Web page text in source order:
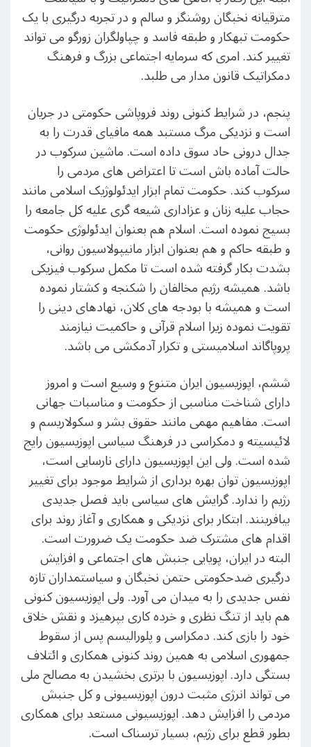
مترقیانه نخبگان روشنگر و سالم و در تجربه درگیری با یک
حکومت تبهکار و طبقه فاسد و چپاولگران زورگو می تواند
تغییر کند. امری که سرمایه اجتماعی بزرگ و فرهنگ
دمکراتیک قانون مدار می طلبد.
پنجم، در شرایط کنونی روند فروپاشی حکومتی در جریان
است و نزدیکی مرگ مستبد همه مافیای قدرت را به
جدال درونی حاد سوق داده است. ماشین سرکوب در
حالت آماده باش است تا اعتراض های مردمی را
سرکوب کند. حکومت تمام ابزار ایدئولوژیک اسلامی مانند
حجاب علیه زنان و عزاداری شیعه گری علیه کل جامعه را
بسیج نموده است. اسلام هم بعنوان ایدئولوژی حکومت
و طبقه حاکم و هم بعنوان ابزار مانیپولاسیون روانی،
بشدت بکار گرفته شده است تا مکمل سرکوب فیزیکی
باشد. همیشه رژیم مخالفان را شکنجه و کشتار نموده
است و همیشه با بودجه های کلان، نهادهای دینی را
تقویت نموده زیرا اسلام قرآنی و حاکمیت نیازمند
پروپاگاند اسلامیستی و تکرار آدمکشی می باشد.
ششم، اپوزیسیون ایران متنوع و وسیع است و امروز
دارای شناخت مناسبی از حکومت و مناسبات جهانی
است. مفاهیم مهمی مانند حقوق بشر و سکولاریسم و
لائیسیته و دمکراسی در فرهنگ سیاسی اپوزیسیون رایج
شده است. ولی این اپوزیسیون دارای نارسایی است،
اپوزیسیون توان بهره برداری از شرایط موجود برای تغییر
رژیم را ندارد. گرایش های سیاسی باید فصل جدیدی
بیافرینند. ابتکار برای نزدیکی و همکاری و آغاز روند برای
اقدام های مشترک ضد حکومت یک ضرورت است.
البته در ایران، پویایی جنبش های اجتماعی و افزایش
درگیری ضدحکومتی حتمن نخبگان و سیاستمداران تازه
نفس جدیدی را به میدان می آورد. ولی اپوزیسیون کنونی
هم باید از تنگ نظری و خرده کاری بپرهیزد و نقش خلاق
خود را بازی کند. دمکراسی و پلورالیسم پس از سقوط
جمهوری اسلامی به همین روند کنونی همکاری و ائتلاف
بستگی دارد. اپوزیسیون با برتری بخشیدن به مصالح ملی
می تواند انرژی مثبت درون اپوزیسیونی و کل جنبش
مردمی را افزایش دهد. اپوزیسیونی مستعد برای همکاری
بطور قطع برای رژیم، بسیار ترسناک است.